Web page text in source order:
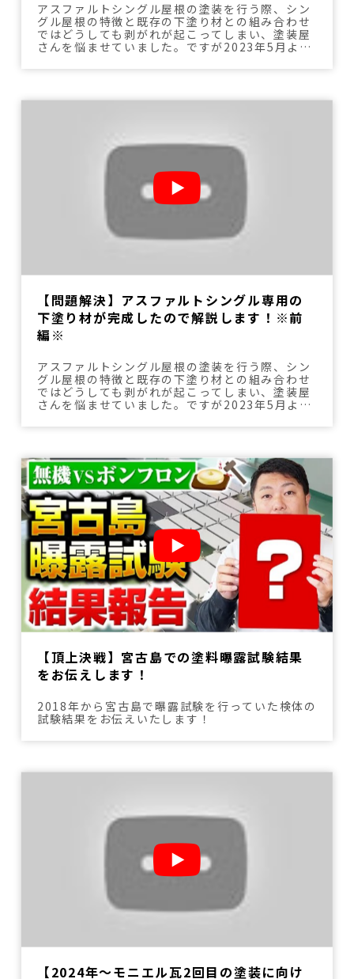
アスファルトシングル屋根の塗装を行う際、シン
グル屋根の特徴と既存の下塗り材との組み合わせ
ではどうしても剥がれが起こってしまい、塗装屋
さんを悩ませていました。ですが2023年5月よ
分けて解説しています。今回は後編です。
【問題解決】アスファルトシングル専用の
下塗り材が完成したので解説します！※前
編※
アスファルトシングル屋根の塗装を行う際、シン
グル屋根の特徴と既存の下塗り材との組み合わせ
ではどうしても剥がれが起こってしまい、塗装屋
さんを悩ませていました。ですが2023年5月よ
分けて解説しています。
【頂上決戦】宮古島での塗料曝露試験結果
をお伝えします！
2018年から宮古島で曝露試験を行っていた検体の
試験結果をお伝えいたします！
【2024年～モニエル瓦2回目の塗装に向け